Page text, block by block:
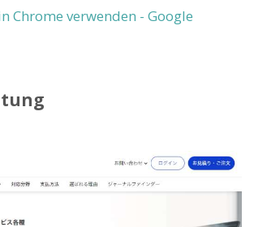
Chrome verwenden - Google